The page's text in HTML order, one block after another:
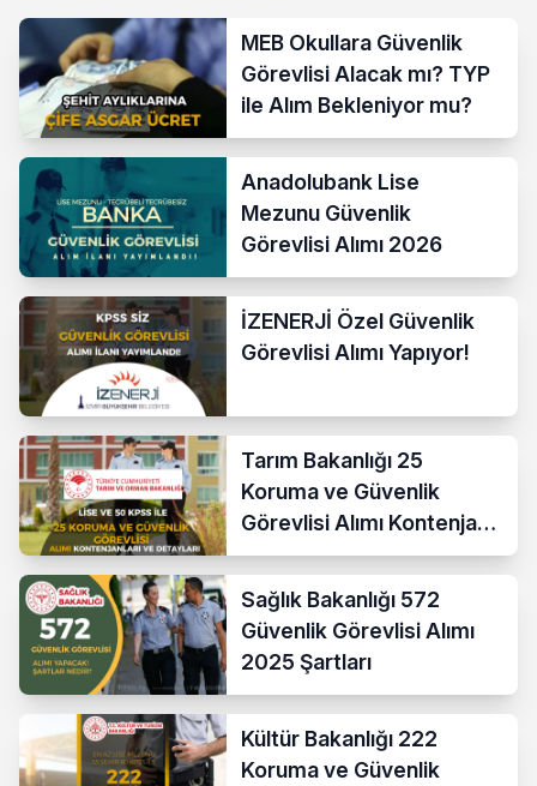
MEB Okullara Güvenlik
Görevlisi Alacak mı? TYP
ile Alım Bekleniyor mu?
Anadolubank Lise
Mezunu Güvenlik
Görevlisi Alımı 2026
İZENERJİ Özel Güvenlik
Görevlisi Alımı Yapıyor!
Tarım Bakanlığı 25
Koruma ve Güvenlik
Görevlisi Alımı Kontenjan
Dağılımı
Sağlık Bakanlığı 572
Güvenlik Görevlisi Alımı
2025 Şartları
Kültür Bakanlığı 222
Koruma ve Güvenlik